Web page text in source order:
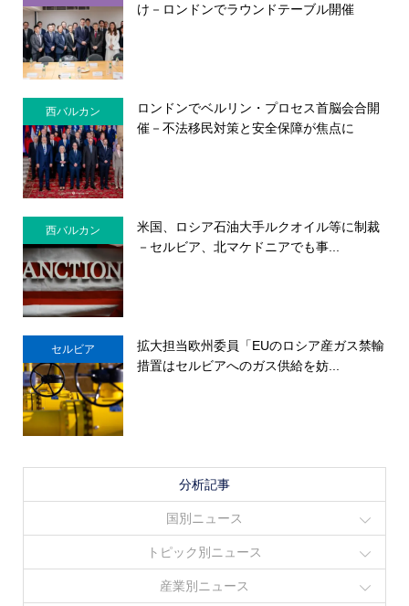
け－ロンドンでラウンドテーブル開催
西バルカン
ロンドンでベルリン・プロセス首脳会合開
催－不法移民対策と安全保障が焦点に
西バルカン
米国、ロシア石油大手ルクオイル等に制裁
－セルビア、北マケドニアでも事...
セルビア
拡大担当欧州委員「EUのロシア産ガス禁輸
措置はセルビアへのガス供給を妨...
分析記事
国別ニュース
トピック別ニュース
産業別ニュース